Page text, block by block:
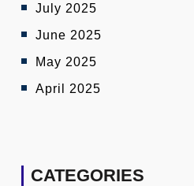
July 2025
June 2025
May 2025
April 2025
CATEGORIES